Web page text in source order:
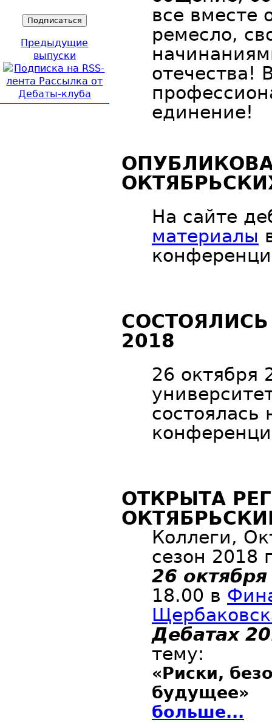
все вместе
ремесло,
отечества!
единение!
На сайте
материалы
2018
26 октября
состоялась
ОТКРЫТА
Коллеги,
сезон 2018
26
18.00 в
Дебатах
тему:
«Риски,
будущее»
больше...
Предыдущие
выпуски